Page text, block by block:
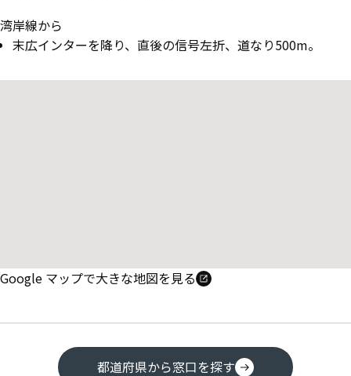
湾岸線から
末広インターを降り、直後の信号左折、道なり500m。
Google マップで大きな地図を見る
都道府県から窓口を探す